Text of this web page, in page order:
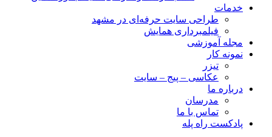
خدمات
طراحی سایت حرفه‌ای در مشهد
فیلمبرداری همایش
مجله آموزشی
نمونه کار
تیزر
عکاسی – پیج – سایت
درباره ما
مدرسان
تماس با ما
پادکست راه پله